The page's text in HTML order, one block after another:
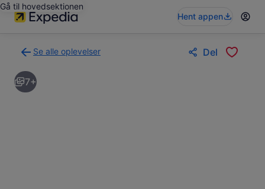
Gå til hovedsektionen
Hent appen
Se alle oplevelser
til
siden
med
Del
7+